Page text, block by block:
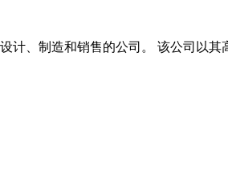
计、制造和销售的公司。 该公司以其